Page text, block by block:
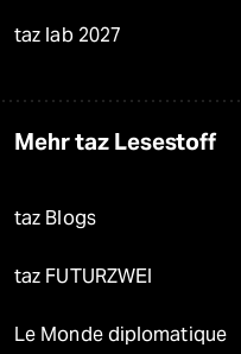
taz lab 2027
Mehr taz Lesestoff
taz Blogs
taz FUTURZWEI
Le Monde diplomatique